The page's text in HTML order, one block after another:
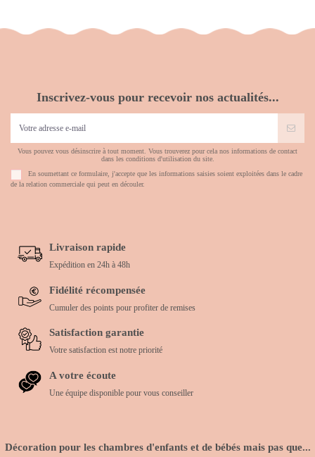
Inscrivez-vous pour recevoir nos actualités...
Vous pouvez vous désinscrire à tout moment. Vous trouverez pour cela nos informations de contact
dans les conditions d'utilisation du site.
En soumettant ce formulaire, j'accepte que les informations saisies soient exploitées dans le cadre
de la relation commerciale qui peut en découler.
Livraison rapide
Expédition en 24h à 48h
Fidélité récompensée
Cumuler des points pour profiter de remises
Satisfaction garantie
Votre satisfaction est notre priorité
A votre écoute
Une équipe disponible pour vous conseiller
Décoration pour les chambres d'enfants et de bébés mais pas que...